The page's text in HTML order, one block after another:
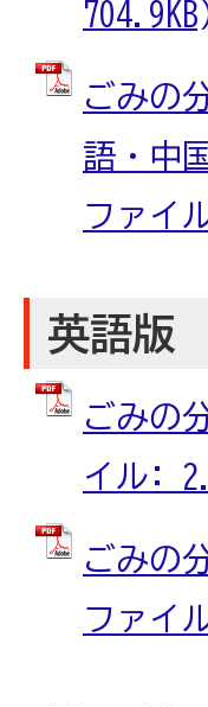
ごみの
語・中
ファイ
英語版
ごみの
イル:
ごみの
ファイ